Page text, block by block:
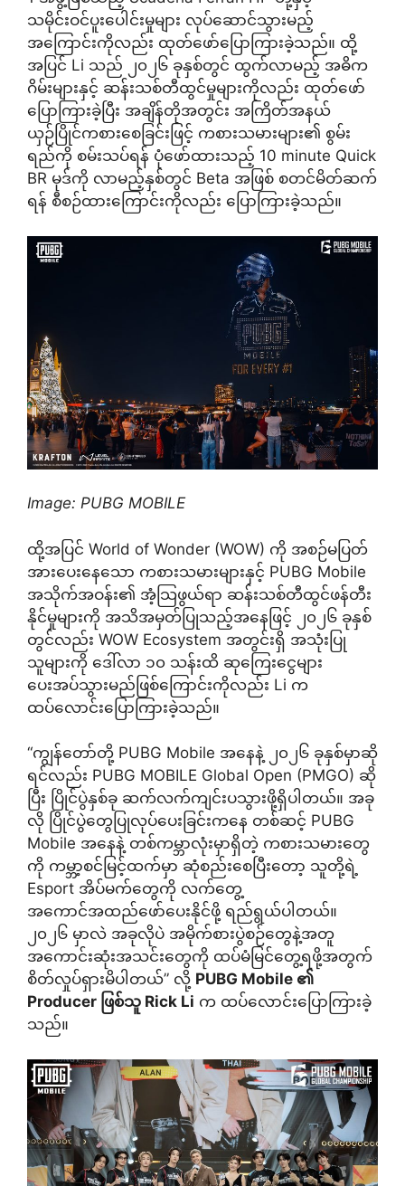
သမိုင်းဝင်ပူးပေါင်းမှုများ လုပ်ဆောင်သွားမည့်
အကြောင်းကိုလည်း ထုတ်ဖော်ပြောကြားခဲ့သည်။ ထို့
အပြင် Li သည် ၂၀၂၆ ခုနှစ်တွင် ထွက်လာမည့် အဓိက
ဂိမ်းများနှင့် ဆန်းသစ်တီထွင်မှုများကိုလည်း ထုတ်ဖော်
ပြောကြားခဲ့ပြီး အချိန်တိုအတွင်း အကြိတ်အနယ်
ယှဉ်ပြိုင်ကစားစေခြင်းဖြင့် ကစားသမားများ၏ စွမ်း
ရည်ကို စမ်းသပ်ရန် ပုံဖော်ထားသည့် 10 minute Quick
BR မုဒ်ကို လာမည့်နှစ်တွင် Beta အဖြစ် စတင်မိတ်ဆက်
ရန် စီစဉ်ထားကြောင်းကိုလည်း ပြောကြားခဲ့သည်။
Image: PUBG MOBILE
ထို့အပြင် World of Wonder (WOW) ကို အစဉ်မပြတ်
အားပေးနေသော ကစားသမားများနှင့် PUBG Mobile
အသိုက်အဝန်း၏ အံ့သြဖွယ်ရာ ဆန်းသစ်တီထွင်ဖန်တီး
နိုင်မှုများကို အသိအမှတ်ပြုသည့်အနေဖြင့် ၂၀၂၆ ခုနှစ်
တွင်လည်း WOW Ecosystem အတွင်းရှိ အသုံးပြု
သူများကို ဒေါ်လာ ၁၀ သန်းထိ ဆုကြေးငွေများ
ပေးအပ်သွားမည်ဖြစ်ကြောင်းကိုလည်း Li က
ထပ်လောင်းပြောကြားခဲ့သည်။
“ကျွန်တော်တို့ PUBG Mobile အနေနဲ့ ၂၀၂၆ ခုနှစ်မှာဆို
ရင်လည်း PUBG MOBILE Global Open (PMGO) ဆို
ပြီး ပြိုင်ပွဲနှစ်ခု ဆက်လက်ကျင်းပသွားဖို့ရှိပါတယ်။ အခု
လို ပြိုင်ပွဲတွေပြုလုပ်ပေးခြင်းကနေ တစ်ဆင့် PUBG
Mobile အနေနဲ့ တစ်ကမ္ဘာလုံးမှာရှိတဲ့ ကစားသမားတွေ
ကို ကမ္ဘာ့စင်မြင့်ထက်မှာ ဆုံစည်းစေပြီးတော့ သူတို့ရဲ့
Esport အိပ်မက်တွေကို လက်တွေ့
အကောင်အထည်ဖော်ပေးနိုင်ဖို့ ရည်ရွယ်ပါတယ်။
၂၀၂၆ မှာလဲ အခုလိုပဲ အမိုက်စားပွဲစဉ်တွေနဲ့အတူ
အကောင်းဆုံးအသင်းတွေကို ထပ်မံမြင်တွေ့ရဖို့အတွက်
စိတ်လှုပ်ရှားမိပါတယ်” လို့ PUBG Mobile ၏
Producer ဖြစ်သူ Rick Li က ထပ်လောင်းပြောကြားခဲ့
သည်။